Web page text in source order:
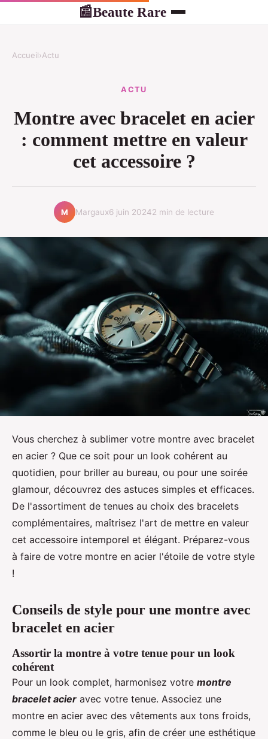
📰Beaute Rare
Accueil›Actu
ACTU
Montre avec bracelet en acier
: comment mettre en valeur
cet accessoire ?
M Margaux6 juin 20242 min de lecture
Vous cherchez à sublimer votre montre avec bracelet
en acier ? Que ce soit pour un look cohérent au
quotidien, pour briller au bureau, ou pour une soirée
glamour, découvrez des astuces simples et efficaces.
De l'assortiment de tenues au choix des bracelets
complémentaires, maîtrisez l'art de mettre en valeur
cet accessoire intemporel et élégant. Préparez-vous
à faire de votre montre en acier l'étoile de votre style
!
Conseils de style pour une montre avec
bracelet en acier
Assortir la montre à votre tenue pour un look
cohérent
Pour un look complet, harmonisez votre montre
bracelet acier avec votre tenue. Associez une
montre en acier avec des vêtements aux tons froids,
comme le bleu ou le gris, afin de créer une esthétique